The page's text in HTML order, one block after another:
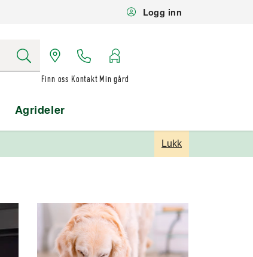
Logg inn
Finn oss Kontakt Min gård
Agrideler
Lukk